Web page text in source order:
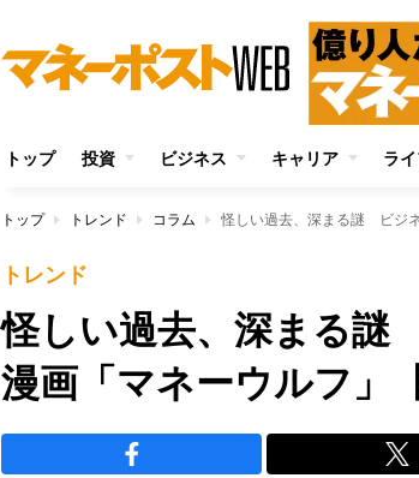
トップ 投資 ビジネス キャリア ラ
トップ トレンド コラム 怪しい過去、深まる謎 ビジ
トレンド
怪しい過去、深まる
漫画「マネーウルフ」